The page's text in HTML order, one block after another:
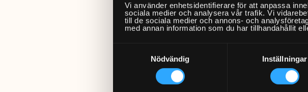
Vi använder enhetsidentifierare för att anpassa
sociala medier och analysera vår trafik. Vi
till de sociala medier och annons- och
med annan information som du har tillhandahållit
Nödvändig
Inställningar
Microfiberduk
En microfiberduk är viktig
spackelmassans